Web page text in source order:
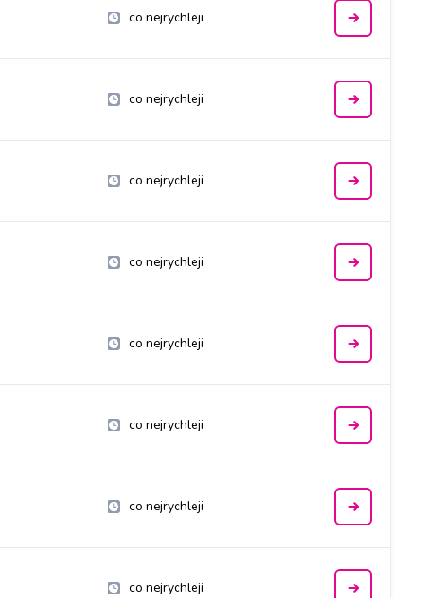
co nejrychleji
co nejrychleji
co nejrychleji
co nejrychleji
co nejrychleji
co nejrychleji
co nejrychleji
co nejrychleji